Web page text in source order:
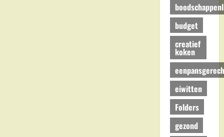
budget
creatief
koken
eiwitten
Folders
gezond